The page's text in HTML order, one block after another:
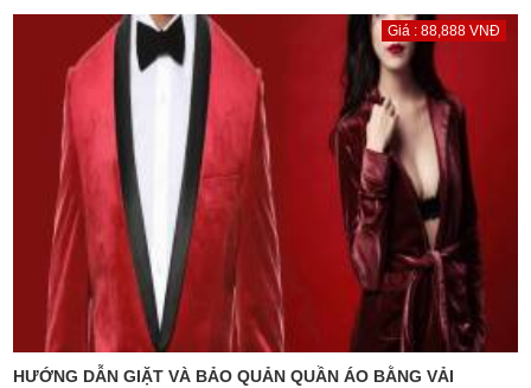
Giá : 88,888 VNĐ
HƯỚNG DẪN GIẶT VÀ BẢO QUẢN QUẦN ÁO BẰNG VẢI